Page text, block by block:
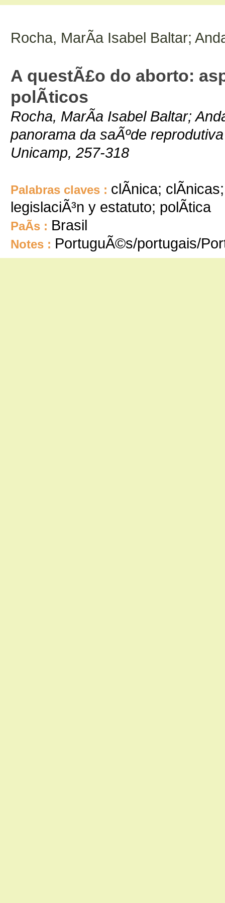
Rocha, MarÃ­a Isabel Baltar;
A questÃ£o do aborto:
polÃ­ticos
Rocha, MarÃ­a Isabel Baltar;
panorama da saÃºde
Unicamp, 257-318
Palabras claves : clÃ­nica;
legislaciÃ³n y estatuto; polÃ­tica
PaÃ­s : Brasil
Notes : PortuguÃ©s/portugais/